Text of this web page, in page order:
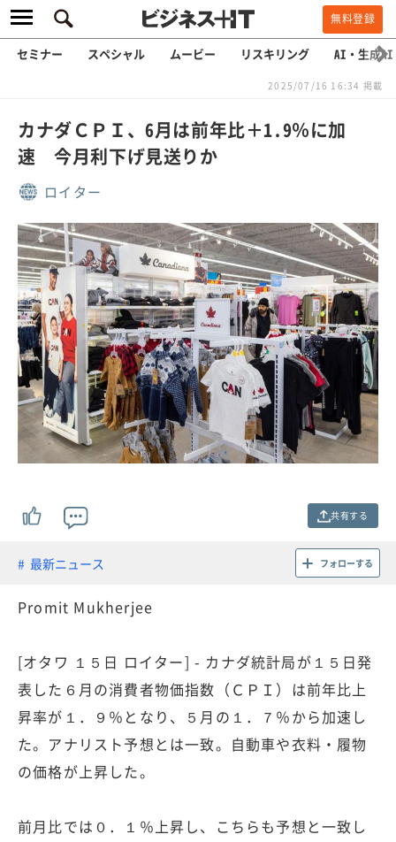
無料登録
セミナー スペシャル ムービー リスキリング AI・生成AI
2025/07/16 16:34 掲載
カナダＣＰＩ、6月は前年比＋1.9％に加
速 今月利下げ見送りか
ロイター
共有する
最新ニュース フォローする
Promit Mukherjee
[オタワ １５日 ロイター] - カナダ統計局が１５日発
表した６月の消費者物価指数（ＣＰＩ）は前年比上
昇率が１．９％となり、５月の１．７％から加速し
た。アナリスト予想とは一致。自動車や衣料・履物
の価格が上昇した。
前月比では０．１％上昇し、こちらも予想と一致し